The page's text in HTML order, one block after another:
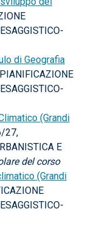
di Geografia
(Grandi
27,
E
del corso
(Grandi